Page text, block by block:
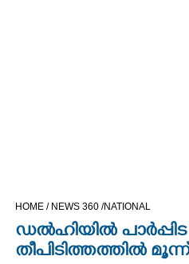
CINEMA
OPINION
HOME / NEWS 360 /NATIONAL
ഡൽഹിയിൽ
തീപിടിത്തത്തിൽ